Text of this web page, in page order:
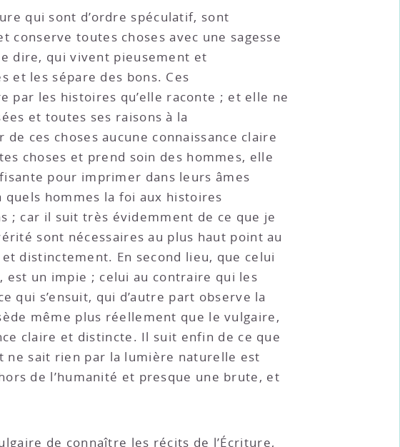
qui sont d’ordre spéculatif, sont
conserve toutes choses avec une sagesse
dire, qui vivent pieusement et
et les sépare des bons. Ces
par les histoires qu’elle raconte ; et elle ne
et toutes ses raisons à la
ces choses aucune connaissance claire
choses et prend soin des hommes, elle
pour imprimer dans leurs âmes
quels hommes la foi aux histoires
; car il suit très évidemment de ce que je
sont nécessaires au plus haut point au
distinctement. En second lieu, que celui
est un impie ; celui au contraire qui les
qui s’ensuit, qui d’autre part observe la
même plus réellement que le vulgaire,
claire et distincte. Il suit enfin de ce que
ne sait rien par la lumière naturelle est
de l’humanité et presque une brute, et
de connaître les récits de l’Écriture,